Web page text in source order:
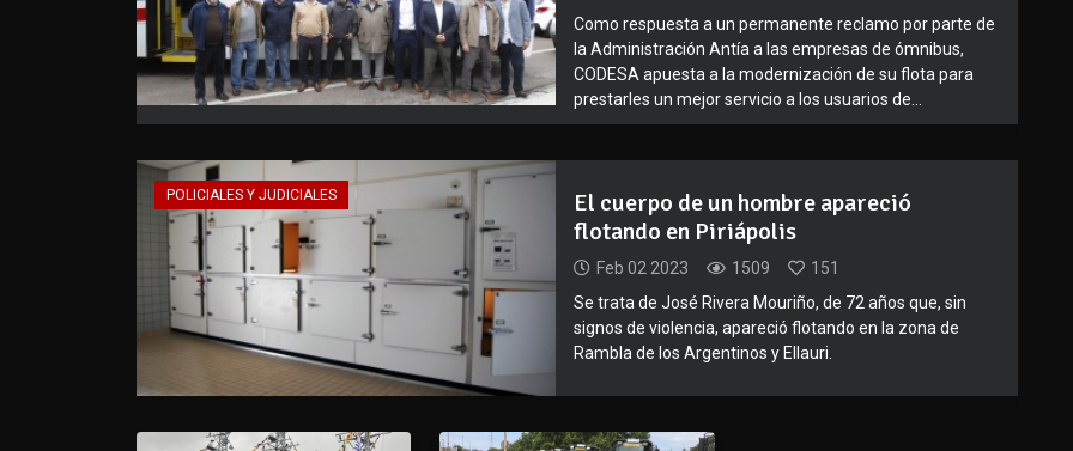
Como respuesta a un permanente reclamo por parte de
la Administración Antía a las empresas de ómnibus,
CODESA apuesta a la modernización de su flota para
prestarles un mejor servicio a los usuarios de...
POLICIALES Y JUDICIALES
El cuerpo de un hombre apareció
flotando en Piriápolis
Feb 02 2023 1509
151
Se trata de José Rivera Mouriño, de 72 años que, sin
signos de violencia, apareció flotando en la zona de
Rambla de los Argentinos y Ellauri.